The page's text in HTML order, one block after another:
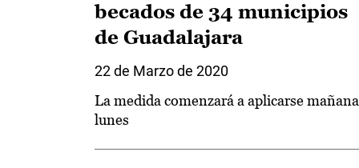
becados de 34 municipios
de Guadalajara
22 de Marzo de 2020
La medida comenzará a aplicarse mañana
lunes